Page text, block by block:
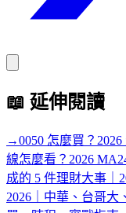
📖 延伸閱讀
→0050 怎麼買？
線怎麼看？2026
成的 5 件理財大事｜
2026｜中華、台哥大